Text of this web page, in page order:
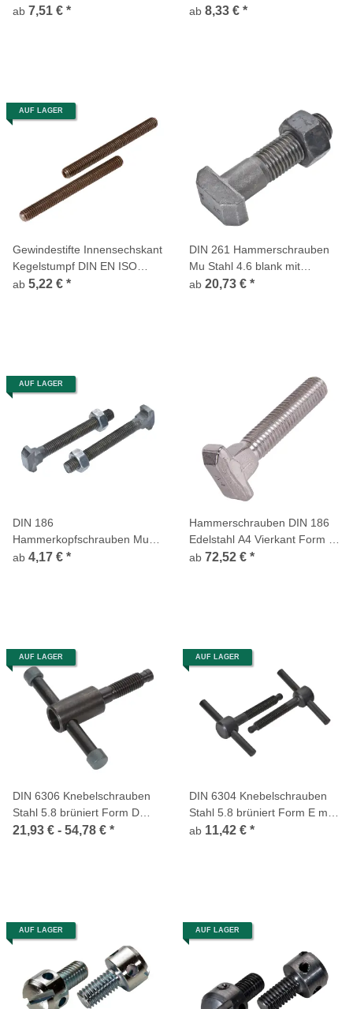
45H
ab 7,51 € *
4026 verzinkt getempert 45H
ab 8,33 € *
AUF LAGER
Gewindestifte Innensechskant
Kegelstumpf DIN EN ISO
4026 blank 45H
ab 5,22 € *
DIN 261 Hammerschrauben
Mu Stahl 4.6 blank mit
Sechskantmutter
ab 20,73 € *
AUF LAGER
DIN 186
Hammerkopfschrauben Mu
Form B Vierkant langes
ab 4,17 € *
Hammerschrauben DIN 186
Edelstahl A4 Vierkant Form B
langes Gewinde
ab 72,52 € *
AUF LAGER
DIN 6306 Knebelschrauben
Stahl 5.8 brüniert Form D
Knebel lose ohne Druckstück
21,93 € - 54,78 € *
AUF LAGER
DIN 6304 Knebelschrauben
Stahl 5.8 brüniert Form E mit
festem Knebel ohne
ab 11,42 € *
AUF LAGER AUF LAGER